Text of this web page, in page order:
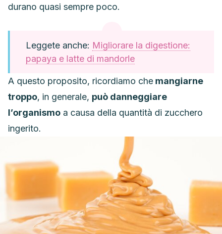
durano quasi sempre poco.
Leggete anche: Migliorare la digestione:
papaya e latte di mandorle
A questo proposito, ricordiamo che mangiarne
troppo, in generale, può danneggiare
l’organismo a causa della quantità di zucchero
ingerito.